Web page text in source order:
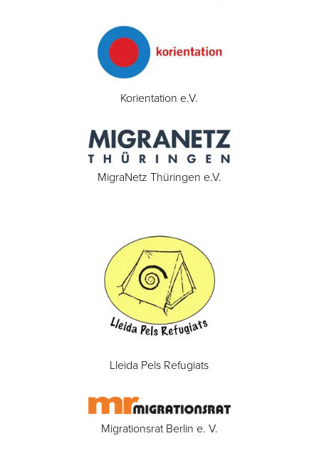
Korientation e.V.
MigraNetz Thüringen e.V.
Lleida Pels Refugiats
Migrationsrat Berlin e. V.